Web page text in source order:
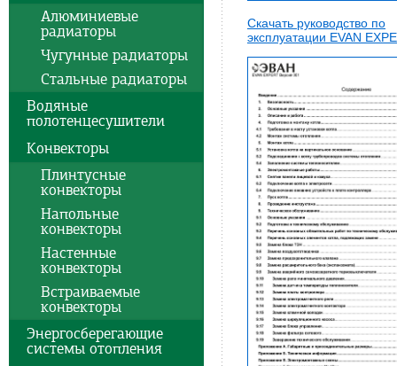
Скачать руководство по
эксплуатации EVAN
Алюминиевые
радиаторы
Чугунные радиаторы
Стальные радиаторы
Водяные
полотенцесушители
Конвекторы
Плинтусные
конвекторы
Напольные
конвекторы
Настенные
конвекторы
Встраиваемые
конвекторы
Энергосберегающие
системы отопления